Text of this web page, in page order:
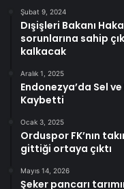
Şubat 9, 2024
Dışişleri Bakanı
sorunlarına sahip
kalkacak
Aralık 1, 2025
Endonezya’da Sel
Kaybetti
Ocak 3, 2025
Orduspor FK’nın
gittiği ortaya çıktı
Mayıs 14, 2026
Şeker pancarı